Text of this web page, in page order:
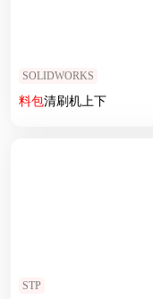
SOLIDWORKS
料包清刷机上下
STP